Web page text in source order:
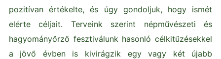
pozitívan értékelte, és úgy gondoljuk, hogy ismét
elérte céljait. Terveink szerint népművészeti és
hagyományőrző fesztiválunk hasonló célkitűzésekkel
a jövő évben is kivirágzik egy vagy két újabb